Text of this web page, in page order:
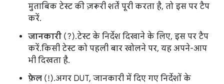
मुताबिक टेस्ट की ज़रूरी शर्तें पूरी करता है, तो इस पर टैप
करें.
जानकारी (?). टेस्ट के निर्देश दिखाने के लिए, इस पर टैप
करें. किसी टेस्ट को पहली बार खोलने पर, यह अपने-आप
भी दिखता है.
फ़ेल (!). अगर DUT, जानकारी में दिए गए निर्देशों के